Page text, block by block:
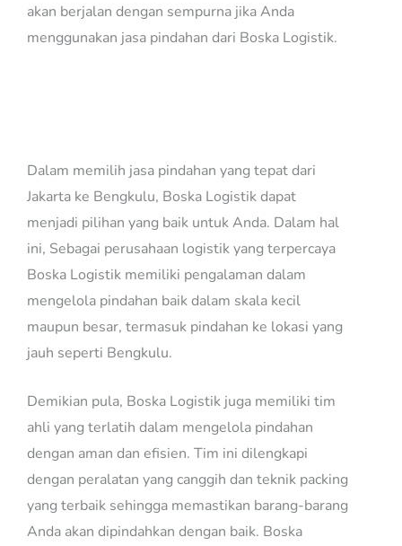
akan berjalan dengan sempurna jika Anda
menggunakan jasa pindahan dari Boska Logistik.
Dalam memilih jasa pindahan yang tepat dari
Jakarta ke Bengkulu, Boska Logistik dapat
menjadi pilihan yang baik untuk Anda. Dalam hal
ini, Sebagai perusahaan logistik yang terpercaya
Boska Logistik memiliki pengalaman dalam
mengelola pindahan baik dalam skala kecil
maupun besar, termasuk pindahan ke lokasi yang
jauh seperti Bengkulu.
Demikian pula, Boska Logistik juga memiliki tim
ahli yang terlatih dalam mengelola pindahan
dengan aman dan efisien. Tim ini dilengkapi
dengan peralatan yang canggih dan teknik packing
yang terbaik sehingga memastikan barang-barang
Anda akan dipindahkan dengan baik. Boska